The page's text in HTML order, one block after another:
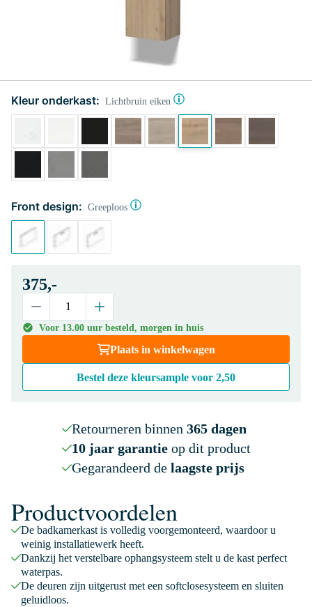
Kleur onderkast: Lichtbruin eiken
Front design: Greeploos
375,-
Voor 13.00 uur besteld, morgen in huis
Plaats in winkelwagen
Bestel deze kleursample voor 2,50
Retourneren binnen 365 dagen
10 jaar garantieop dit product
Gegarandeerd de laagste prijs
Productvoordelen
De badkamerkast is volledig voorgemonteerd, waardoor u
weinig installatiewerk heeft.
Dankzij het verstelbare ophangsysteem stelt u de kast perfect
waterpas.
De deuren zijn uitgerust met een softclosesysteem en sluiten
geluidloos.